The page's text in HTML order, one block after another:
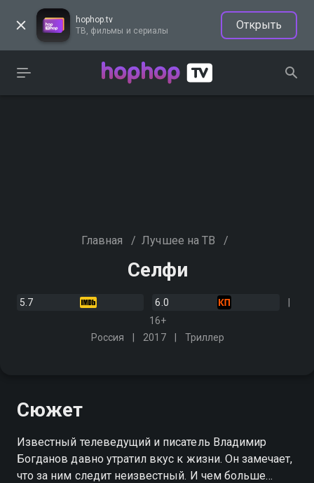
hophop.tv
ТВ, фильмы и сериалы
Открыть
Главная / Лучшее на ТВ /
Селфи
5.7
6.0
16+
Россия
2017 Триллер
Сюжет
Известный телеведущий и писатель Владимир
Богданов давно утратил вкус к жизни. Он замечает,
что за ним следит неизвестный. И чем больше